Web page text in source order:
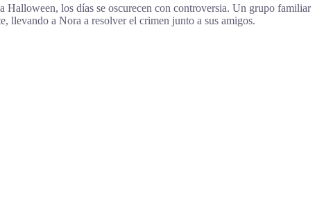
Halloween, los días se oscurecen con controversia. Un grupo familiar
llevando a Nora a resolver el crimen junto a sus amigos.